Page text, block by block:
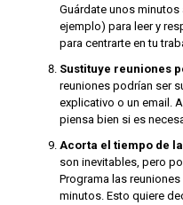
Guárdate unos minutos
ejemplo) para leer y
para centrarte en tu
Sustituye reuniones
reuniones podrían ser
explicativo o un email.
piensa bien si es
Acorta el tiempo de
son inevitables, pero
Programa las
minutos. Esto quiere